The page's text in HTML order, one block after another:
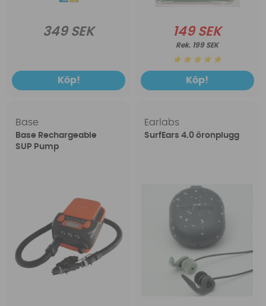
349 SEK
Köp!
149 SEK
199 SEK
Köp!
Base
Base Rechargeable
SUP Pump
Earlabs
SurfEars 4.0 öronplugg